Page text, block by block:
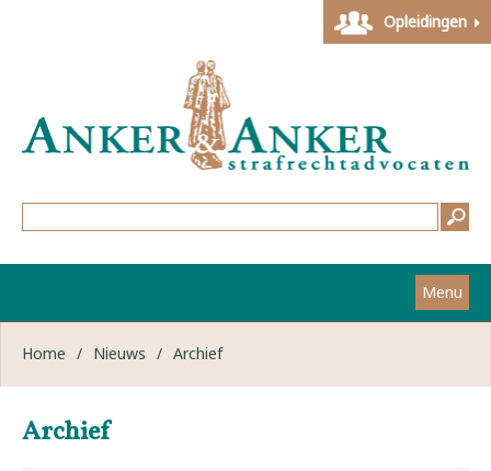
Opleidingen
Menu
Home
Strafzaken
Home / Nieuws / Archief
Archief